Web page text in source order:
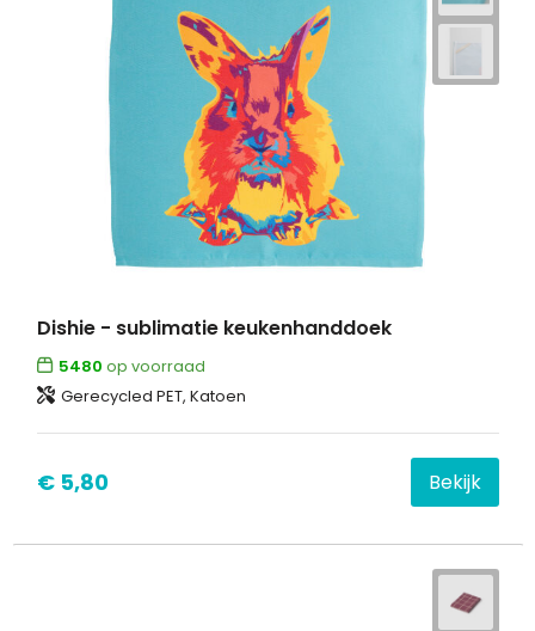
Dishie - sublimatie keukenhanddoek
5480 op voorraad
Gerecycled PET, Katoen
€ 5,80 Bekijk